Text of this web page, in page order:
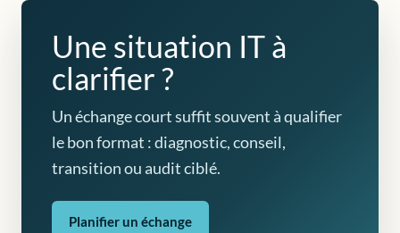
Une situation IT à
clarifier ?
Un échange court suffit souvent à qualifier
le bon format : diagnostic, conseil,
transition ou audit ciblé.
Planifier un échange